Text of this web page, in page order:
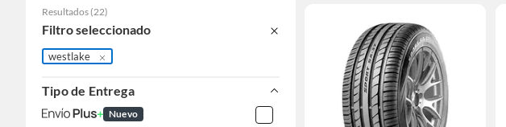
Resultados (22)
Filtro seleccionado
westlake
Tipo de Entrega
Nuevo